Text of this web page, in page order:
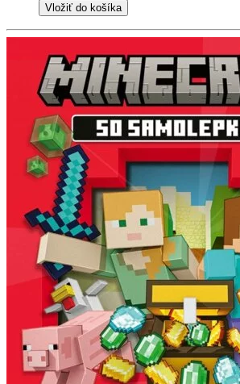
Vložiť do košíka